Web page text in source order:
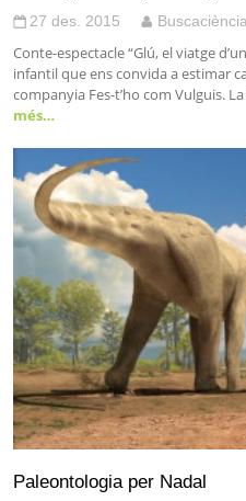
27 des. 2015 Buscaciència
Conte-espectacle “Glú, el viatge
infantil que ens convida a estimar
companyia Fes-t’ho com Vulguis.
més…
Paleontologia per Nadal